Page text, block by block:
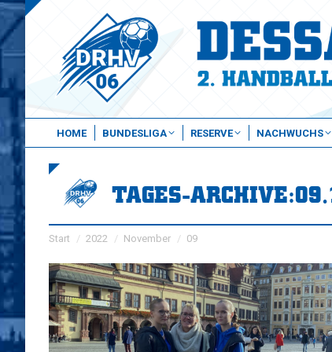
HOME BUNDESLIGA RESERVE NACHWUCHS
TAGES-ARCHIVE:
Sie befinden sich hier:
Start 2022 November 09